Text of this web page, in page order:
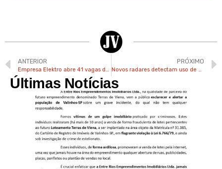
ANTERIOR
Empresa Elektro abre 41 vagas de estágio para moradores de Valinhos e região
PRÓXIMO
Novos radares detectam uso de celular ao volante em SP
Últimas Notícias